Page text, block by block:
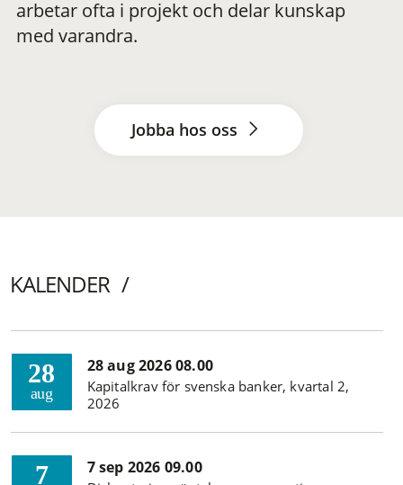
arbetar ofta i projekt och delar kunskap
med varandra.
Jobba hos oss
KALENDER
28
aug
28 aug 2026 08.00
Kapitalkrav för svenska banker, kvartal 2,
2026
7 7 sep 2026 09.00